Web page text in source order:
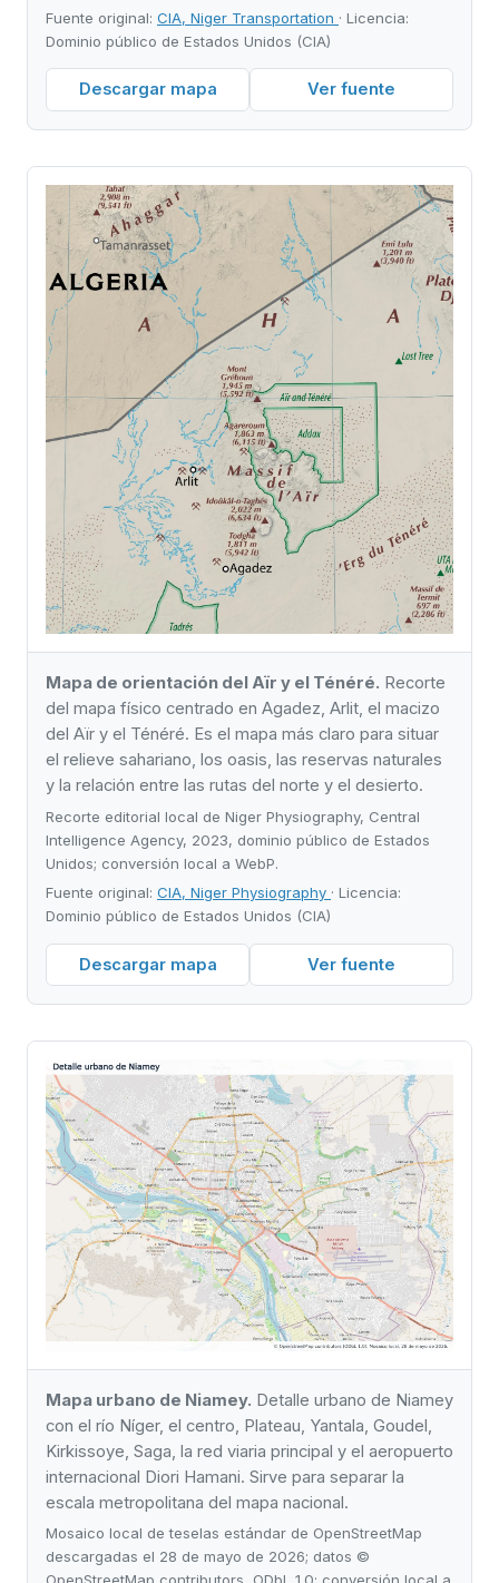
Fuente original: CIA, Niger Transportation · Licencia:
Dominio público de Estados Unidos (CIA)
Descargar mapa Ver fuente
Mapa de orientación del Aïr y el Ténéré. Recorte
del mapa físico centrado en Agadez, Arlit, el macizo
del Aïr y el Ténéré. Es el mapa más claro para situar
el relieve sahariano, los oasis, las reservas naturales
y la relación entre las rutas del norte y el desierto.
Recorte editorial local de Niger Physiography, Central
Intelligence Agency, 2023, dominio público de Estados
Unidos; conversión local a WebP.
Fuente original: CIA, Niger Physiography · Licencia:
Dominio público de Estados Unidos (CIA)
Descargar mapa Ver fuente
Mapa urbano de Niamey. Detalle urbano de Niamey
con el río Níger, el centro, Plateau, Yantala, Goudel,
Kirkissoye, Saga, la red viaria principal y el aeropuerto
internacional Diori Hamani. Sirve para separar la
escala metropolitana del mapa nacional.
Mosaico local de teselas estándar de OpenStreetMap
descargadas el 28 de mayo de 2026; datos ©